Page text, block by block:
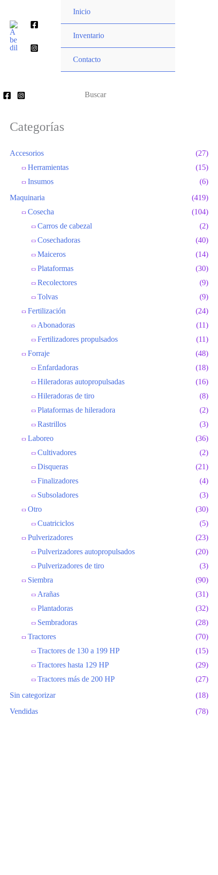
contenido
Inicio
Inventario
Contacto
por:
Categorías
Accesorios
(27)
Herramientas
(15)
Insumos
(6)
Maquinaria
(419)
Cosecha
(104)
Carros de cabezal
(2)
Cosechadoras
(40)
Maiceros
(14)
Plataformas
(30)
Recolectores
(9)
Tolvas
(9)
Fertilización
(24)
Abonadoras
(11)
Fertilizadores propulsados
(11)
Forraje
(48)
Enfardadoras
(18)
Hileradoras autopropulsadas
(16)
Hileradoras de tiro
(8)
Plataformas de hileradora
(2)
Rastrillos
(3)
Laboreo
(36)
Cultivadores
(2)
Disqueras
(21)
Finalizadores
(4)
Subsoladores
(3)
Otro
(30)
Cuatriciclos
(5)
Pulverizadores
(23)
Pulverizadores autopropulsados
(20)
Pulverizadores de tiro
(3)
Siembra
(90)
Arañas
(31)
Plantadoras
(32)
Sembradoras
(28)
Tractores
(70)
Tractores de 130 a 199 HP
(15)
Tractores hasta 129 HP
(29)
Tractores más de 200 HP
(27)
Sin categorizar
(18)
Vendidas
(78)